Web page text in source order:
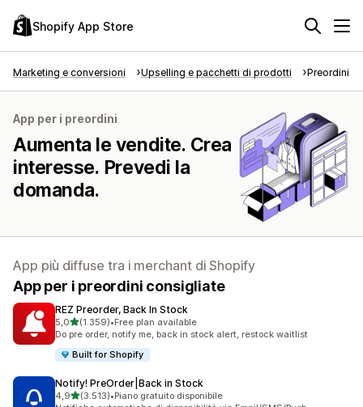
Shopify App Store
Marketing e conversioni Upselling e pacchetti di prodotti Preordini
App per i preordini
Aumenta le vendite. Crea
interesse. Prevedi la
domanda.
App più diffuse tra i merchant di Shopify
App per i preordini consigliate
REZ Preorder, Back In Stock
5,0stelle su 5
(1.359)
1359 recensioni totali
•Free plan available
Do pre order, notify me, back in stock alert, restock waitlist
Built for Shopify
Notify! PreOrder|Back in Stock
4,9stelle su 5
(3.513)
3513 recensioni totali
•Piano gratuito disponibile